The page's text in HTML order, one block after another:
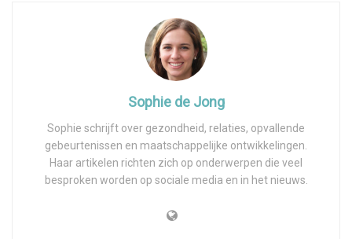
Sophie de Jong
Sophie schrijft over gezondheid, relaties, opvallende
gebeurtenissen en maatschappelijke ontwikkelingen.
Haar artikelen richten zich op onderwerpen die veel
besproken worden op sociale media en in het nieuws.